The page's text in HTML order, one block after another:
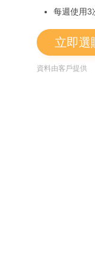
每週使用3
立即選
資料由客戶提供